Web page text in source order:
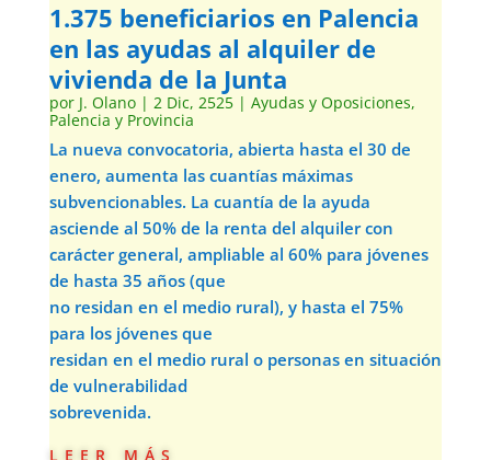
1.375 beneficiarios en Palencia
en las ayudas al alquiler de
vivienda de la Junta
por J. Olano| 2 Dic, 2525| Ayudas y Oposiciones,
Palencia y Provincia
La nueva convocatoria, abierta hasta el 30 de
enero, aumenta las cuantías máximas
subvencionables. La cuantía de la ayuda
asciende al 50% de la renta del alquiler con
carácter general, ampliable al 60% para jóvenes
de hasta 35 años (que
no residan en el medio rural), y hasta el 75%
para los jóvenes que
residan en el medio rural o personas en situación
de vulnerabilidad
sobrevenida.
leer más